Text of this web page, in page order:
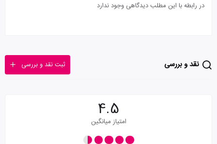
در رابطه با این مطلب دیدگاهی وجود ندارد
نقد و بررسی ثبت نقد و بررسی
4.5
امتیاز میانگین